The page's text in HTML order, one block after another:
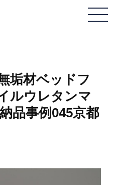
メ
垢材ベッドフ
ルウレタンマ
品事例045京都